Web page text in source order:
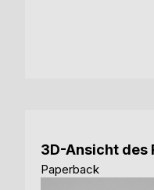
3D-Ansicht des
Paperback